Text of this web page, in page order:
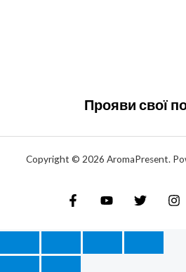
Прояви свої
Copyright © 2026 AromaPresent.